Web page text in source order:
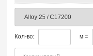
Кол-во: м =